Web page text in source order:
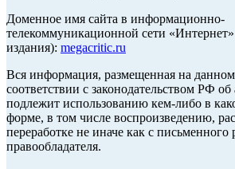
Доменное имя сайта в информационно-
телекоммуникационной сети «Интернет»
издания): megacritic.ru
Вся информация, размещенная на данном
соответствии с законодательством РФ
подлежит использованию кем-либо в
форме, в том числе воспроизведению,
переработке не иначе как с письменного
правообладателя.